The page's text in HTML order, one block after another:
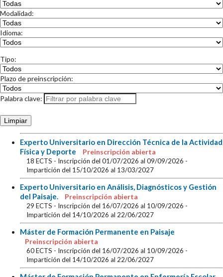
Modalidad:
Idioma:
Tipo:
Plazo de preinscripción:
Palabra clave:
Limpiar
Experto Universitario en Dirección Técnica de la Actividad
Física y Deporte
Preinscripción abierta
18 ECTS - Inscripción del 01/07/2026 al 09/09/2026 -
Impartición del 15/10/2026 al 13/03/2027
Experto Universitario en Análisis, Diagnósticos y Gestión
del Paisaje.
Preinscripción abierta
29 ECTS - Inscripción del 16/07/2026 al 10/09/2026 -
Impartición del 14/10/2026 al 22/06/2027
Máster de Formación Permanente en Paisaje
Preinscripción abierta
60 ECTS - Inscripción del 16/07/2026 al 10/09/2026 -
Impartición del 14/10/2026 al 22/06/2027